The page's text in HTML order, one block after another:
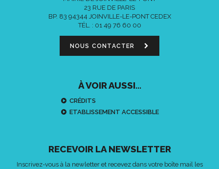
23 RUE DE PARIS
BP. 83 94344 JOINVILLE-LE-PONT CEDEX
TÉL. : 01 49 76 60 00
NOUS CONTACTER
À VOIR AUSSI...
CRÉDITS
ETABLISSEMENT ACCESSIBLE
RECEVOIR LA NEWSLETTER
Inscrivez-vous à la newletter et recevez dans votre boîte mail les